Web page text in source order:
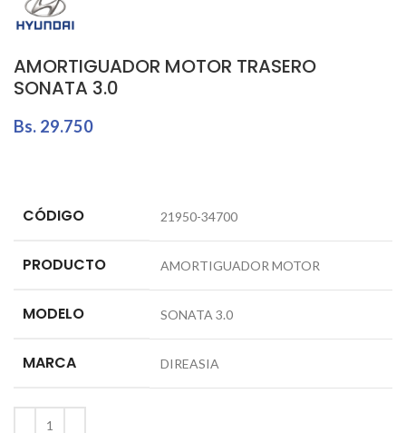
AMORTIGUADOR MOTOR TRASERO
SONATA 3.0
Bs. 29.750
CÓDIGO 21950-34700
PRODUCTO AMORTIGUADOR MOTOR
MODELO SONATA 3.0
MARCA DIREASIA